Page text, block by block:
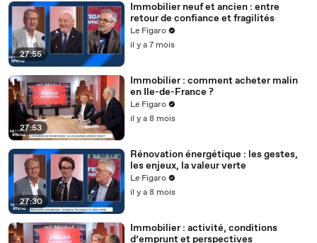
27:55
Immobilier neuf et ancien : entre
retour de confiance et fragilités
Le Figaro
il y a 7 mois
27:53
Immobilier : comment acheter malin
en Ile-de-France ?
Le Figaro
il y a 8 mois
27:30
Rénovation énergétique : les gestes,
les enjeux, la valeur verte
Le Figaro
il y a 8 mois
Immobilier : activité, conditions
d’emprunt et perspectives